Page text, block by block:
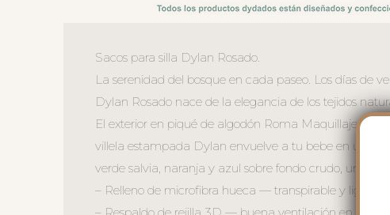
Sacos para silla Dylan Rosado.
La serenidad del bosque en cada paseo. Los días de
Dylan Rosado nace de la elegancia de los tejidos
El exterior en piqué de algodón Roma Maquillaje
villela estampada Dylan envuelve a tu bebe en un
verde salvia, naranja y azul sobre fondo crudo, un
– Relleno de microfibra hueca — transpirable y ligero